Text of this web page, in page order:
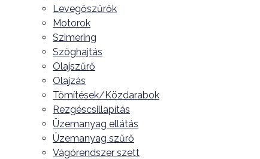
Levegőszűrők
Motorok
Szimering
Szöghajtás
Olajszűrő
Olajzás
Tömítések/Közdarabok
Rezgéscsillapítás
Üzemanyag ellátás
Üzemanyag szűrő
Vágórendszer szett